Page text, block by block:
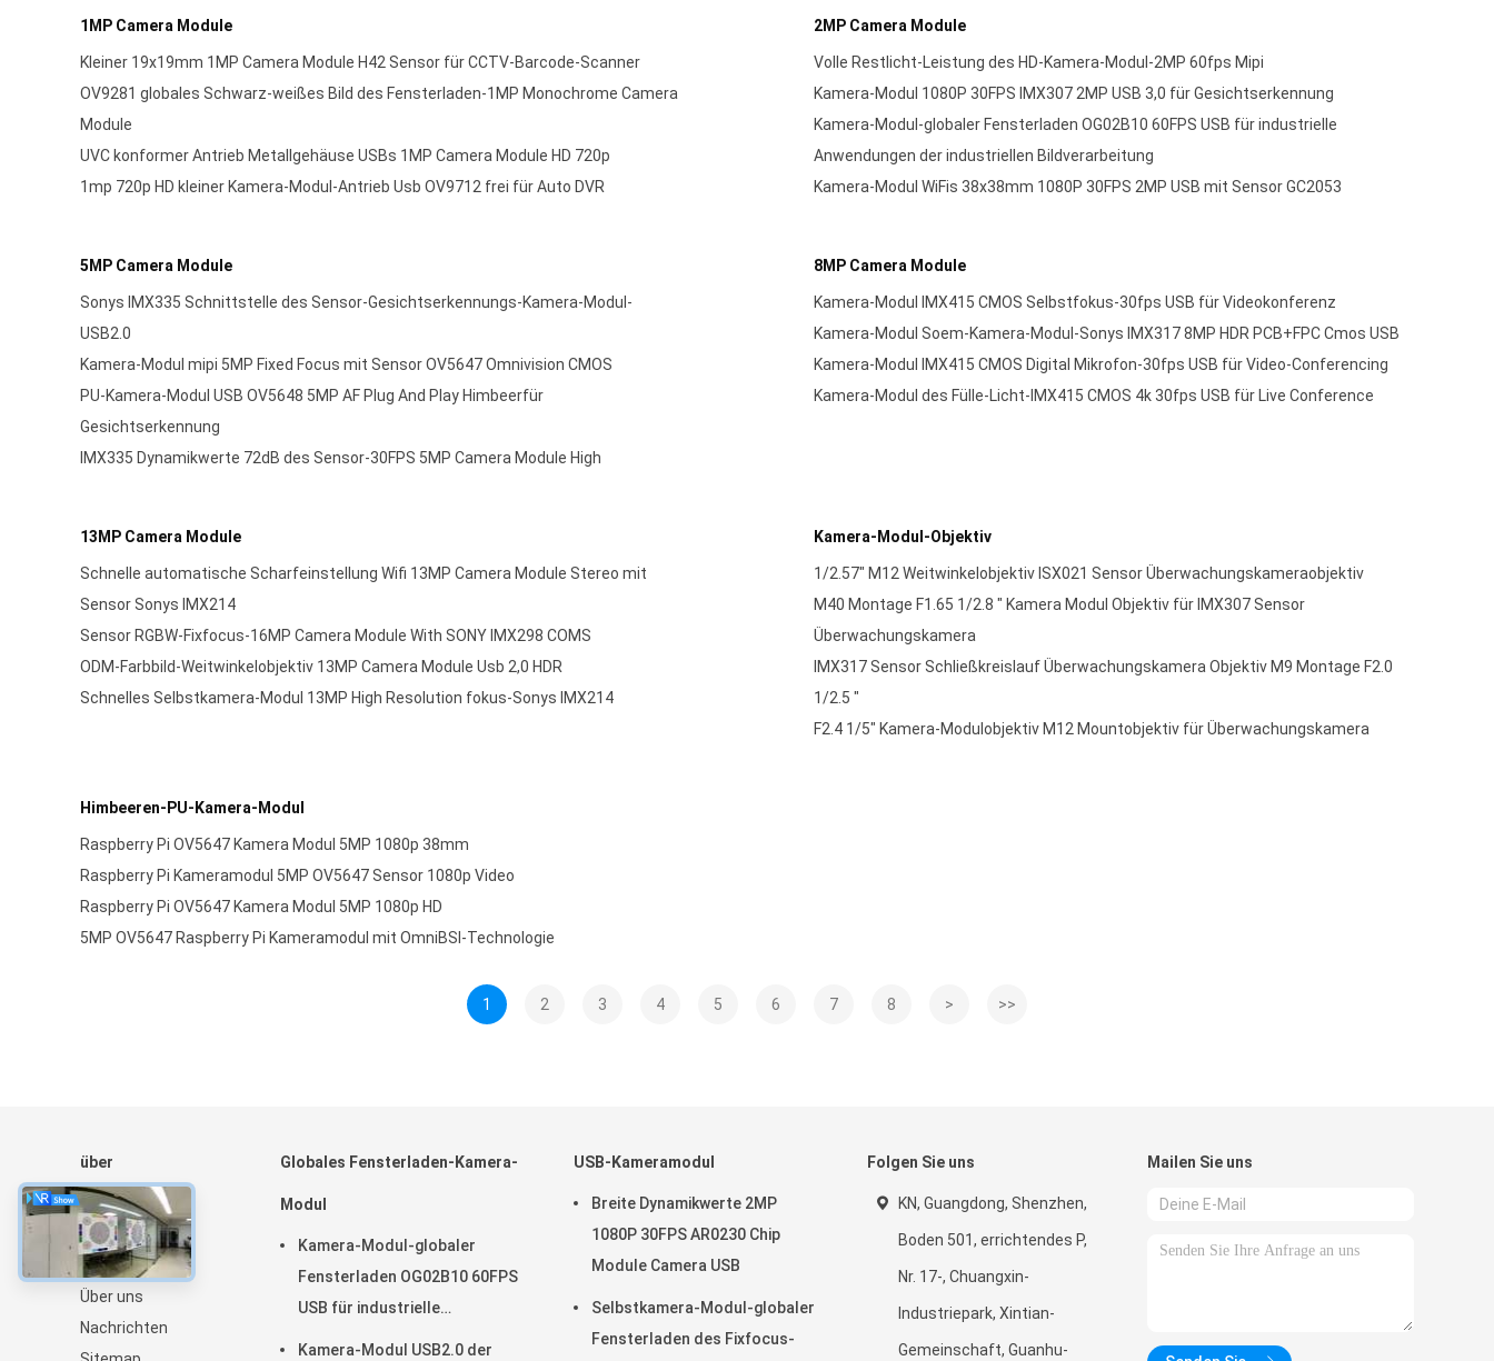
1MP Camera Module
Kleiner 19x19mm 1MP Camera Module H42 Sensor für CCTV-Barcode-Scanner
OV9281 globales Schwarz-weißes Bild des Fensterladen-1MP Monochrome Camera
Module
UVC konformer Antrieb Metallgehäuse USBs 1MP Camera Module HD 720p
1mp 720p HD kleiner Kamera-Modul-Antrieb Usb OV9712 frei für Auto DVR
2MP Camera Module
Volle Restlicht-Leistung des HD-Kamera-Modul-2MP 60fps Mipi
Kamera-Modul 1080P 30FPS IMX307 2MP USB 3,0 für Gesichtserkennung
Kamera-Modul-globaler Fensterladen OG02B10 60FPS USB für industrielle
Anwendungen der industriellen Bildverarbeitung
Kamera-Modul WiFis 38x38mm 1080P 30FPS 2MP USB mit Sensor GC2053
5MP Camera Module
Sonys IMX335 Schnittstelle des Sensor-Gesichtserkennungs-Kamera-Modul-
USB2.0
Kamera-Modul mipi 5MP Fixed Focus mit Sensor OV5647 Omnivision CMOS
PU-Kamera-Modul USB OV5648 5MP AF Plug And Play Himbeerfür
Gesichtserkennung
IMX335 Dynamikwerte 72dB des Sensor-30FPS 5MP Camera Module High
8MP Camera Module
Kamera-Modul IMX415 CMOS Selbstfokus-30fps USB für Videokonferenz
Kamera-Modul Soem-Kamera-Modul-Sonys IMX317 8MP HDR PCB+FPC Cmos USB
Kamera-Modul IMX415 CMOS Digital Mikrofon-30fps USB für Video-Conferencing
Kamera-Modul des Fülle-Licht-IMX415 CMOS 4k 30fps USB für Live Conference
13MP Camera Module
Schnelle automatische Scharfeinstellung Wifi 13MP Camera Module Stereo mit
Sensor Sonys IMX214
Sensor RGBW-Fixfocus-16MP Camera Module With SONY IMX298 COMS
ODM-Farbbild-Weitwinkelobjektiv 13MP Camera Module Usb 2,0 HDR
Schnelles Selbstkamera-Modul 13MP High Resolution fokus-Sonys IMX214
Kamera-Modul-Objektiv
1/2.57" M12 Weitwinkelobjektiv ISX021 Sensor Überwachungskameraobjektiv
M40 Montage F1.65 1/2.8 " Kamera Modul Objektiv für IMX307 Sensor
Überwachungskamera
IMX317 Sensor Schließkreislauf Überwachungskamera Objektiv M9 Montage F2.0
1/2.5 "
F2.4 1/5" Kamera-Modulobjektiv M12 Mountobjektiv für Überwachungskamera
Himbeeren-PU-Kamera-Modul
Raspberry Pi OV5647 Kamera Modul 5MP 1080p 38mm
Raspberry Pi Kameramodul 5MP OV5647 Sensor 1080p Video
Raspberry Pi OV5647 Kamera Modul 5MP 1080p HD
5MP OV5647 Raspberry Pi Kameramodul mit OmniBSI-Technologie
1 2 3 4 5 6 7 8 > >>
über
Startseite
Produkte
VR Show
Über uns
Nachrichten
Globales Fensterladen-Kamera-
Modul
Kamera-Modul-globaler
Fensterladen OG02B10 60FPS
USB für industrielle
Kamera-Modul USB2.0 der
USB-Kameramodul
Breite Dynamikwerte 2MP
1080P 30FPS AR0230 Chip
Module Camera USB
Selbstkamera-Modul-globaler
Fensterladen des Fixfocus-
Folgen Sie uns
KN, Guangdong, Shenzhen,
Boden 501, errichtendes P,
Nr. 17-, Chuangxin-
Industriepark, Xintian-
Gemeinschaft, Guanhu-
Mailen Sie uns